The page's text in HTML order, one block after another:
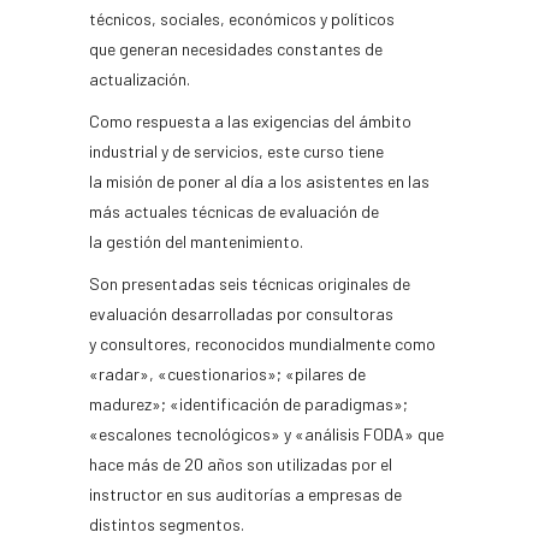
técnicos, sociales, económicos y políticos
que generan necesidades constantes de
actualización.
Como respuesta a las exigencias del ámbito
industrial y de servicios, este curso tiene
la misión de poner al día a los asistentes en las
más actuales técnicas de evaluación de
la gestión del mantenimiento.
Son presentadas seis técnicas originales de
evaluación desarrolladas por consultoras
y consultores, reconocidos mundialmente como
«radar», «cuestionarios»; «pilares de
madurez»; «identificación de paradigmas»;
«escalones tecnológicos» y «análisis FODA» que
hace más de 20 años son utilizadas por el
instructor en sus auditorías a empresas de
distintos segmentos.